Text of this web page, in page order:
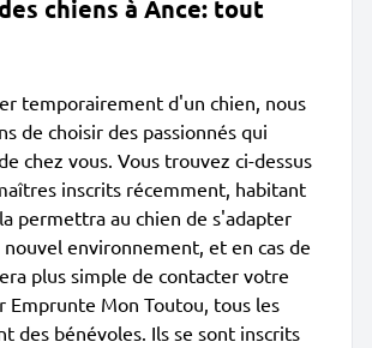
chiens à Ance: tout
temporairement d'un chien, nous
de choisir des passionnés qui
chez vous. Vous trouvez ci-dessus
inscrits récemment, habitant
permettra au chien de s'adapter
nouvel environnement, et en cas de
plus simple de contacter votre
Emprunte Mon Toutou, tous les
des bénévoles. Ils se sont inscrits